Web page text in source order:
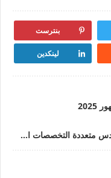
بنترست
لينكدين
المستشفى الجامعي - جامعة محمد السادس متعددة التخصصات التقنية UMP6 : الإعلان عن توظيف في عدة تخصصات